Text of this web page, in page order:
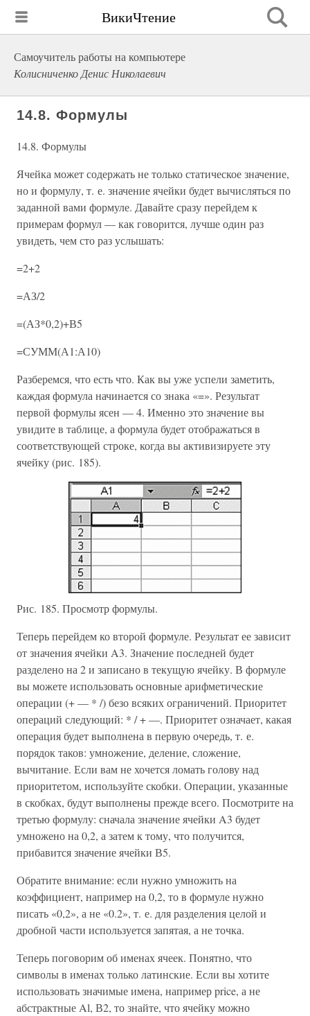
ВикиЧтение
Самоучитель работы на компьютере
Колисниченко Денис Николаевич
14.8. Формулы
14.8. Формулы
Ячейка может содержать не только статическое значение,
но и формулу, т. е. значение ячейки будет вычисляться по
заданной вами формуле. Давайте сразу перейдем к
примерам формул — как говорится, лучше один раз
увидеть, чем сто раз услышать:
=2+2
=АЗ/2
=(АЗ*0,2)+В5
=СУММ(А1:А10)
Разберемся, что есть что. Как вы уже успели заметить,
каждая формула начинается со знака «=». Результат
первой формулы ясен — 4. Именно это значение вы
увидите в таблице, а формула будет отображаться в
соответствующей строке, когда вы активизируете эту
ячейку (рис. 185).
Рис. 185. Просмотр формулы.
Теперь перейдем ко второй формуле. Результат ее зависит
от значения ячейки A3. Значение последней будет
разделено на 2 и записано в текущую ячейку. В формуле
вы можете использовать основные арифметические
операции (+ — * /) безо всяких ограничений. Приоритет
операций следующий: * / + —. Приоритет означает, какая
операция будет выполнена в первую очередь, т. е.
порядок таков: умножение, деление, сложение,
вычитание. Если вам не хочется ломать голову над
приоритетом, используйте скобки. Операции, указанные
в скобках, будут выполнены прежде всего. Посмотрите на
третью формулу: сначала значение ячейки A3 будет
умножено на 0,2, а затем к тому, что получится,
прибавится значение ячейки В5.
Обратите внимание: если нужно умножить на
коэффициент, например на 0,2, то в формуле нужно
писать «0,2», а не «0.2», т. е. для разделения целой и
дробной части используется запятая, а не точка.
Теперь поговорим об именах ячеек. Понятно, что
символы в именах только латинские. Если вы хотите
использовать значимые имена, например price, а не
абстрактные Al, В2, то знайте, что ячейку можно